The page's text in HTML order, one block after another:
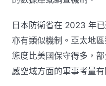
日本防衛省在 2023 年
亦有類似機制。亞太地
態度比美國保守得多，
感空域方面的軍事考量有